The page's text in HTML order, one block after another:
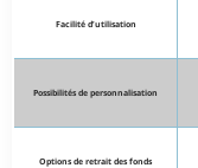
Facilité d’utilisation
Possibilités de personnalisation
Options de retrait des fonds